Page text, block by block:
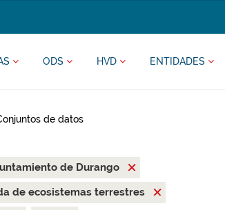
ODS HVD ENTIDADES
de datos
de Durango
de ecosistemas terrestres